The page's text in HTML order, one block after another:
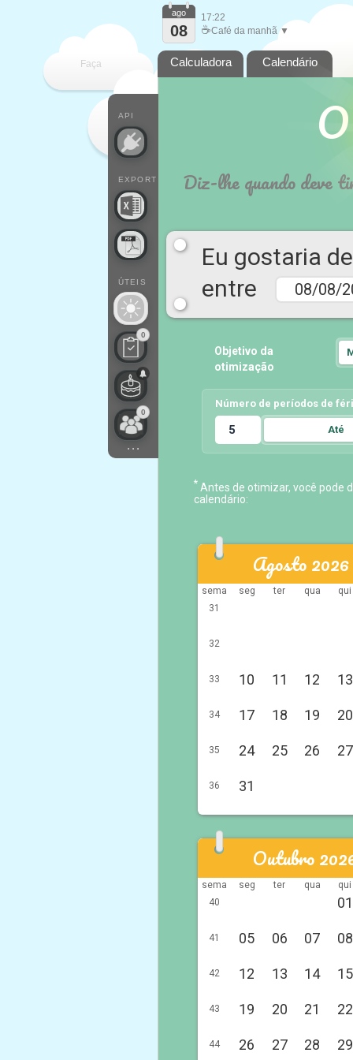
Faça
API
EXPORT
ÚTEIS
0
0
...
ago
08
17:22
☕Café da manhã ▼
Calculadora Calendário
Diz-lhe quando deve
Eu gostaria
entre
Objetivo da
otimização
Número de períodos de
Até
* Antes de otimizar, você pode
calendário:
Agosto 2026
sema seg ter qua
qui
31
32
33 10 11 12 13
34 17 18 19 20
35 24 25 26 27
36 31
Outubro
sema seg ter qua
qui
40
01
41 05 06 07 08
42 12 13 14 15
43 19 20 21 22
44 26 27 28 29